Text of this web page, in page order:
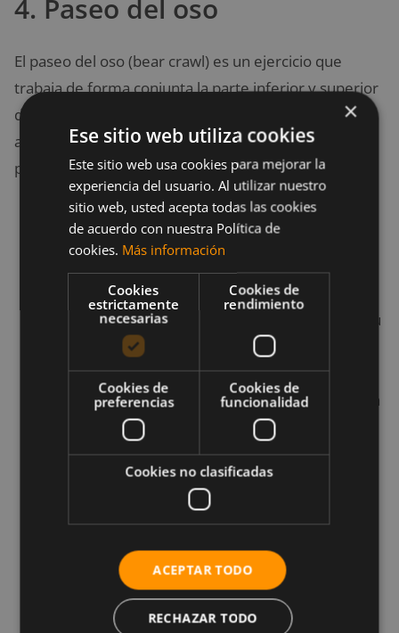
4. Paseo del oso
El paseo del oso (bear crawl) es un ejercicio que
trabaja de forma conjunta la parte inferior y superior
del cuerpo. Agregando una minibanda de resistencia
a las rodillas o a las muñecas, según prefieras,
puedes hacerlo más retador.
Inicia boca abajo, con las manos y los pies
apoyados sobre el suelo y la espalda recta,
Puedes realizar el movimiento en lateral,
dando un paso a un lado, moviendo un pie y su
brazo compañero hacia afuera, para después
seguirlo con el otro. Luego haces el mismo
movimiento en sentido opuesto, volviendo a la
posición inicial.
También puedes ir adelante y atrás,
igualmente entrando y saliendo en la posición
con una ligera presión, para evitar daños en la
espalda baja.
Realiza el ejercicio por 30 segundos.
×
Ese sitio web utiliza cookies
Este sitio web usa cookies para mejorar la
experiencia del usuario. Al utilizar nuestro
sitio web, usted acepta todas las cookies
de acuerdo con nuestra Política de
cookies. Más información
Cookies
estrictamente
necesarias
Cookies de
rendimiento
Cookies de
preferencias
Cookies de
funcionalidad
Cookies no clasificadas
ACEPTAR TODO
RECHAZAR TODO